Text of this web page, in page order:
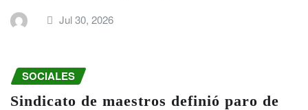
Jul 30, 2026
SOCIALES
Sindicato de maestros definió paro de